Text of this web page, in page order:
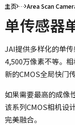
主页 … Area Scan
单传感器
JAI提供多样化的单
4,500万像素不等。
新的CMOS全局快门
如果需要最高的成像
该系列CMOS相机设
完美融合。